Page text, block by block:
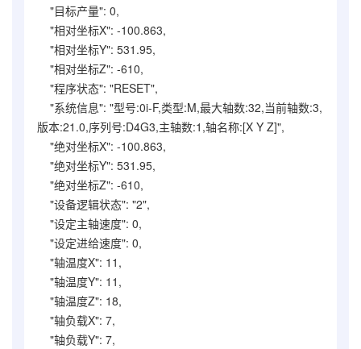
"目标产量": 0,
"相对坐标X": -100.863,
"相对坐标Y": 531.95,
"相对坐标Z": -610,
"程序状态": "RESET",
"系统信息": "型号:0i-F,类型:M,最大轴数:32,当前轴数:3,
版本:21.0,序列号:D4G3,主轴数:1,轴名称:[X Y Z]",
"绝对坐标X": -100.863,
"绝对坐标Y": 531.95,
"绝对坐标Z": -610,
"设备逻辑状态": "2",
"设定主轴速度": 0,
"设定进给速度": 0,
"轴温度X": 11,
"轴温度Y": 11,
"轴温度Z": 18,
"轴负载X": 7,
"轴负载Y": 7,